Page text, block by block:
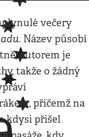
večery
. Název působí
autorem je
takže o žádný
přičemž na
kdysi přišel